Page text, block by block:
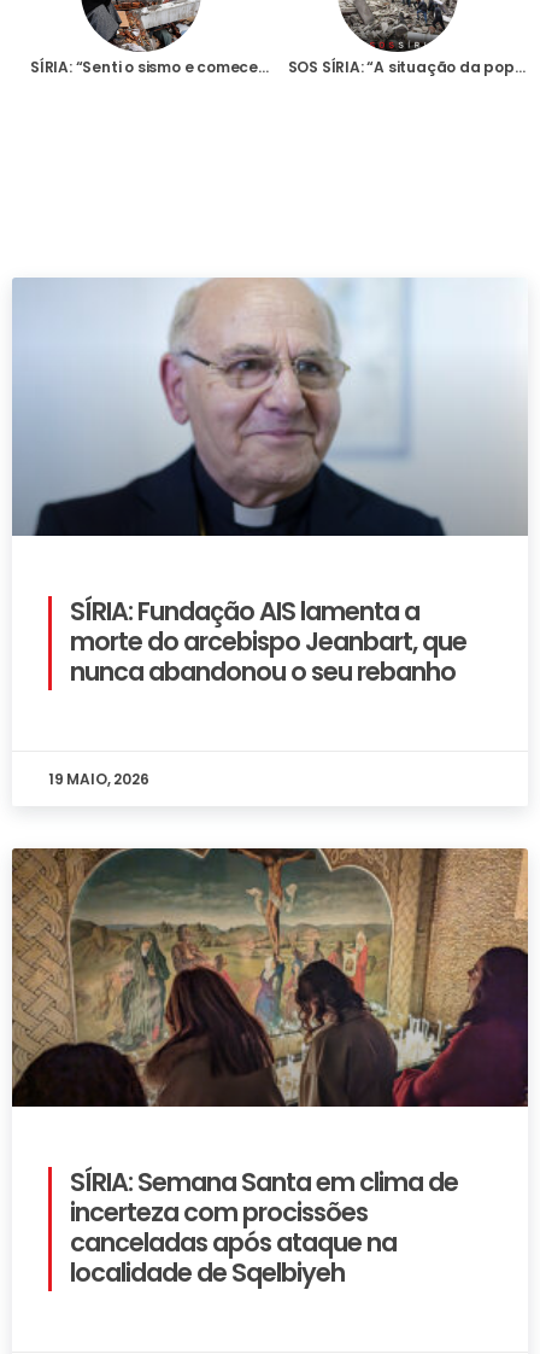
SÍRIA: “Senti o sismo e comecei logo a rezar”, diz irmã portuguesa que vive num mosteiro em Qara SOS SÍRIA: “A situação da população é de absoluto desespero e angústia" afirma Bispo de Homs, após forte sismo
SÍRIA: Fundação AIS lamenta a
morte do arcebispo Jeanbart, que
nunca abandonou o seu rebanho
19 MAIO, 2026
SÍRIA: Semana Santa em clima de
incerteza com procissões
canceladas após ataque na
localidade de Sqelbiyeh